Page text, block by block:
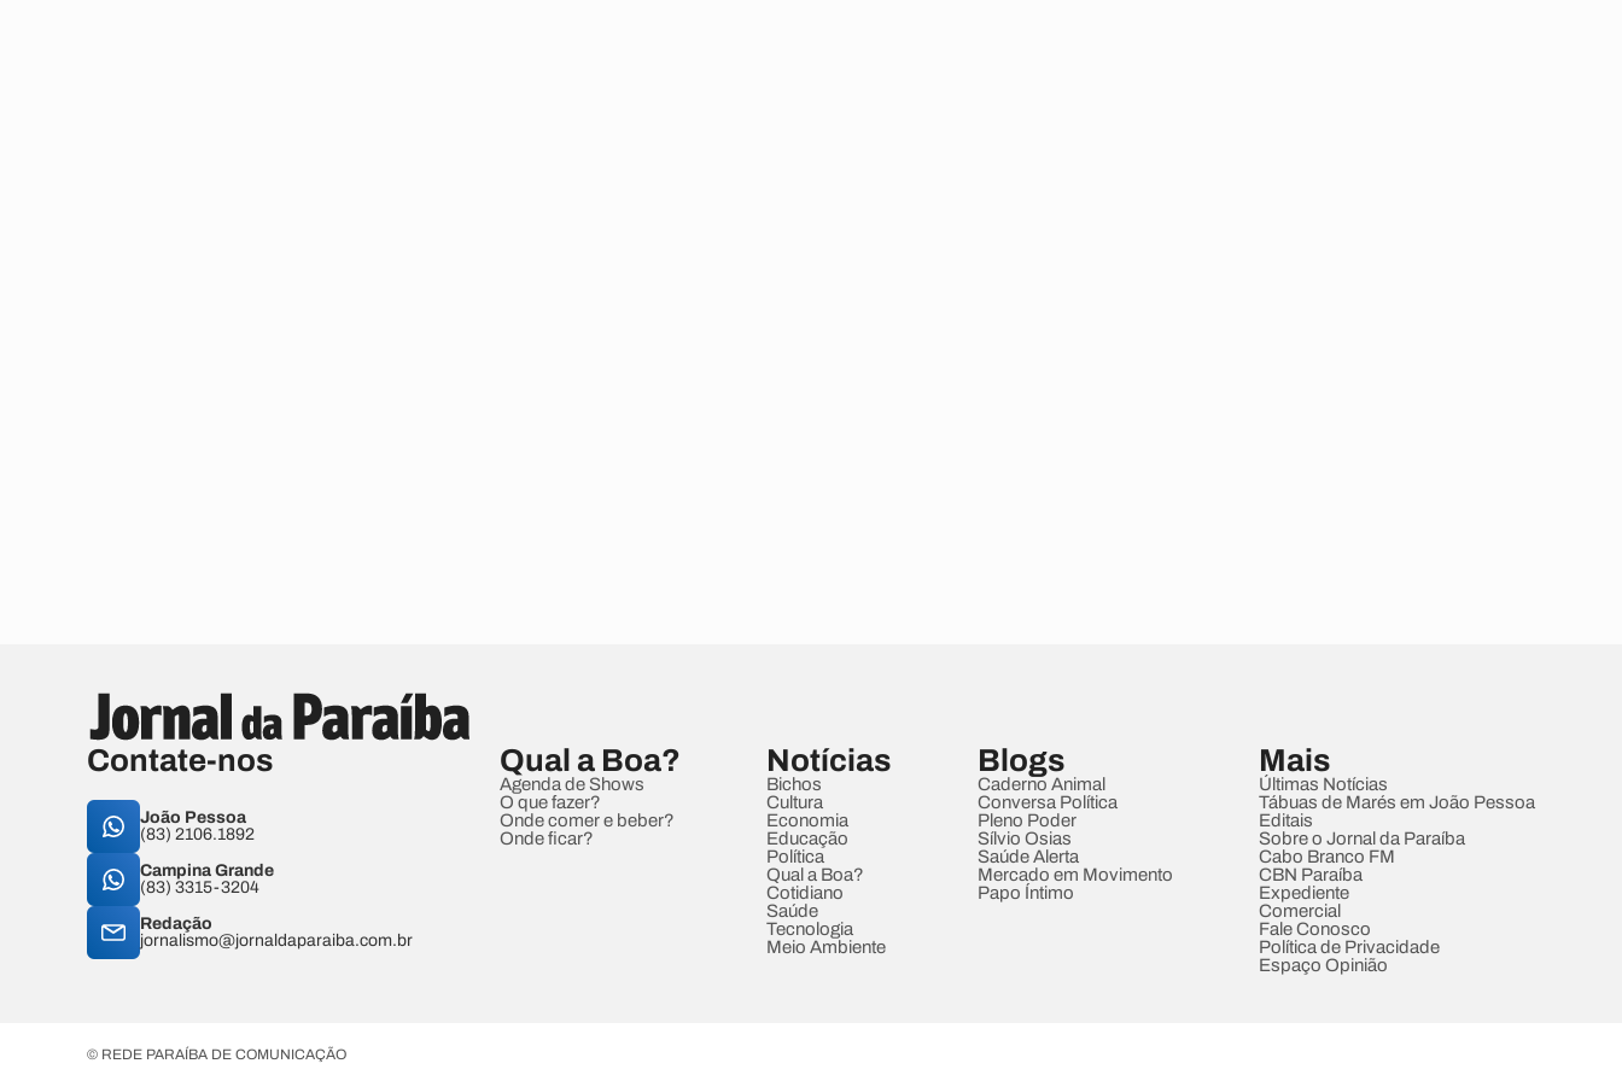
Contate-nos
João Pessoa
(83) 2106.1892
Campina Grande
(83) 3315-3204
Redação
jornalismo@jornaldaparaiba.com.br
Qual a Boa?
Agenda de Shows
O que fazer?
Onde comer e beber?
Onde ficar?
Notícias
Bichos
Cultura
Economia
Educação
Política
Qual a Boa?
Cotidiano
Saúde
Tecnologia
Meio Ambiente
Blogs
Caderno Animal
Conversa Política
Pleno Poder
Sílvio Osias
Saúde Alerta
Mercado em Movimento
Papo Íntimo
Mais
Últimas Notícias
Tábuas de Marés em João Pessoa
Editais
Sobre o Jornal da Paraíba
Cabo Branco FM
CBN Paraíba
Expediente
Comercial
Fale Conosco
Política de Privacidade
Espaço Opinião
© REDE PARAÍBA DE COMUNICAÇÃO